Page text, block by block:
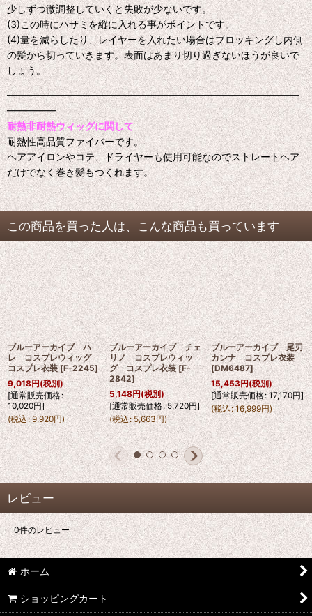
少しずつ微調整していくと失敗が少ないです。
(3)この時にハサミを縦に入れる事がポイントです。
(4)量を減らしたり、レイヤーを入れたい場合はブロッキングし内側
の髪から切っていきます。表面はあまり切り過ぎないほうが良いで
しょう。
━━━━━━━━━━━━━━━━━━━━━━━━━━━━━━
━━━━━
耐熱非耐熱ウィッグに関して
耐熱性高品質ファイバーです。
ヘアアイロンやコテ、ドライヤーも使用可能なのでストレートヘア
だけでなく巻き髪もつくれます。
この商品を買った人は、こんな商品も買っています
ブルーアーカイブ ハ
レ コスプレウィッグ
コスプレ衣装 [F-2245]
9,018円(税別)
[通常販売価格:
10,020円]
(税込: 9,920円)
ブルーアーカイブ チェ
リノ コスプレウィッ
グ コスプレ衣装 [F-
2842]
5,148円(税別)
[通常販売価格: 5,720円]
(税込: 5,663円)
ブルーアーカイブ 尾刃
カンナ コスプレ衣装
[DM6487]
15,453円(税別)
[通常販売価格: 17,170円]
(税込: 16,999円)
レビュー
0件のレビュー
ホーム
ショッピングカート